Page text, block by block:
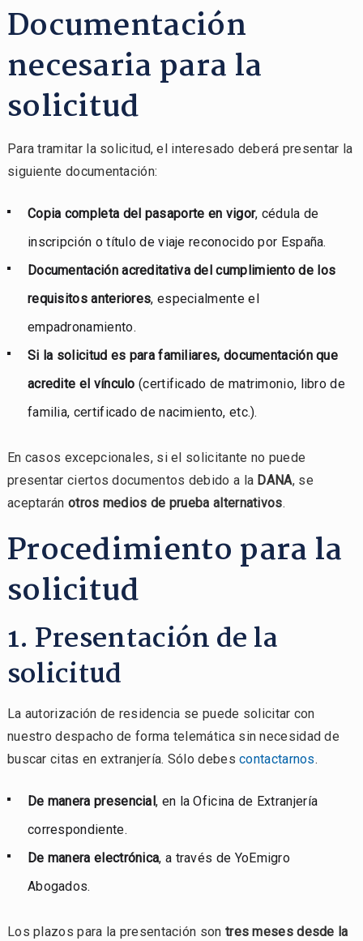
Documentación
necesaria para la
solicitud
Para tramitar la solicitud, el interesado deberá presentar la
siguiente documentación:
Copia completa del pasaporte en vigor, cédula de
inscripción o título de viaje reconocido por España.
Documentación acreditativa del cumplimiento de los
requisitos anteriores, especialmente el
empadronamiento.
Si la solicitud es para familiares, documentación que
acredite el vínculo (certificado de matrimonio, libro de
familia, certificado de nacimiento, etc.).
En casos excepcionales, si el solicitante no puede
presentar ciertos documentos debido a la DANA, se
aceptarán otros medios de prueba alternativos.
Procedimiento para la
solicitud
1. Presentación de la
solicitud
La autorización de residencia se puede solicitar con
nuestro despacho de forma telemática sin necesidad de
buscar citas en extranjería. Sólo debescontactarnos.
De manera presencial, en la Oficina de Extranjería
correspondiente.
De manera electrónica, a través de YoEmigro
Abogados.
Los plazos para la presentación son tres meses desde la